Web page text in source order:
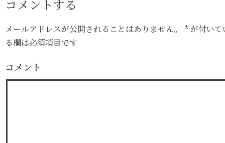
コメントする
メールアドレスが公開されることはありません。 *が付いて
る欄は必須項目です
コメント